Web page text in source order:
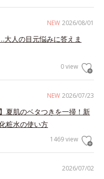
NEW 2026/08/01
大人の目元悩みに答えま
0 view
NEW 2026/07/23
夏肌のベタつきを一掃！新
粧水の使い方
1469 view
2026/07/02